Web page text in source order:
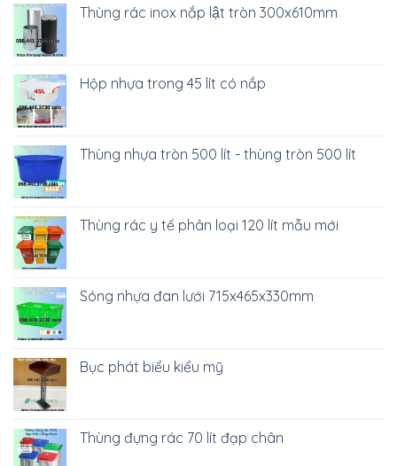
Thùng rác inox nắp lật tròn 300x610mm
Hộp nhựa trong 45 lít có nắp
Thùng nhựa tròn 500 lít - thùng tròn 500 lít
Thùng rác y tế phân loại 120 lít mẫu mới
Sóng nhựa đan lưới 715x465x330mm
Bục phát biểu kiểu mỹ
Thùng đựng rác 70 lít đạp chân